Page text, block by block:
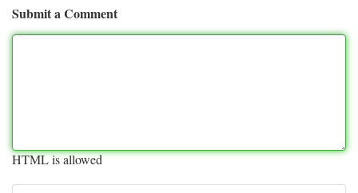
Submit a Comment
HTML is allowed